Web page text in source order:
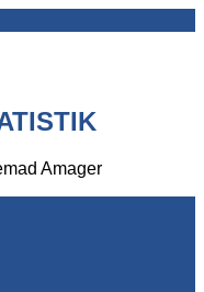
Amager